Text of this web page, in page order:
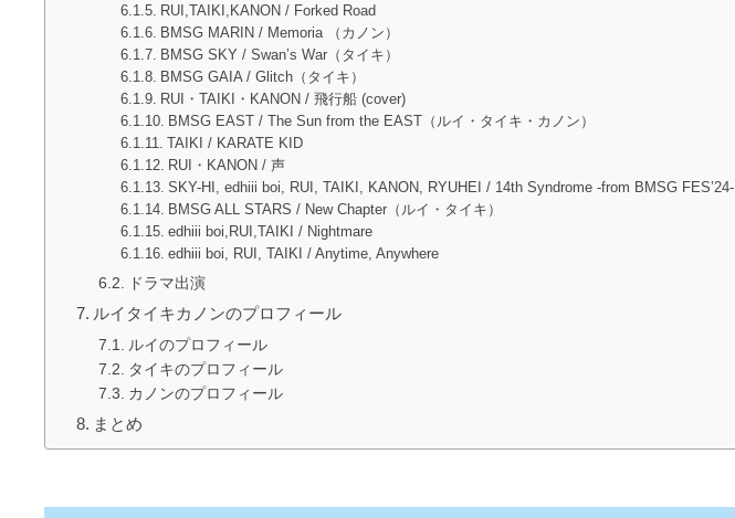
RUI,TAIKI,KANON / Forked Road
BMSG MARIN / Memoria （カノン）
BMSG SKY / Swan’s War（タイキ）
BMSG GAIA / Glitch（タイキ）
RUI・TAIKI・KANON / 飛行船 (cover)
BMSG EAST / The Sun from the EAST（ルイ・タイキ・カノン）
TAIKI / KARATE KID
RUI・KANON / 声
SKY-HI, edhiii boi, RUI, TAIKI, KANON, RYUHEI / 14th Syndrome -from BMSG FES’24-
BMSG ALL STARS / New Chapter（ルイ・タイキ）
edhiii boi,RUI,TAIKI / Nightmare
edhiii boi, RUI, TAIKI / Anytime, Anywhere
ドラマ出演
ルイタイキカノンのプロフィール
ルイのプロフィール
タイキのプロフィール
カノンのプロフィール
まとめ